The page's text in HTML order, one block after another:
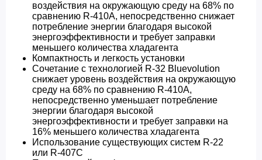
воздействия на окружающую среду на 68% по
сравнению R-410A, непосредственно снижает
потребление энергии благодаря высокой
энергоэффективности и требует заправки
меньшего количества хладагента
Компактность и легкость установки
Сочетание с технологией R-32 Bluevolution
снижает уровень воздействия на окружающую
среду на 68% по сравнению R-410A,
непосредственно уменьшает потребление
энергии благодаря высокой
энергоэффективности и требует заправки на
16% меньшего количества хладагента
Использование существующих систем R-22
или R-407C